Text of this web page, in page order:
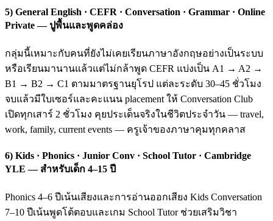
5) General English · CEFR · Conversation · Grammar · Online
Private — ปูพื้นและพูดคล่อง
กลุ่มนี้เหมาะกับคนที่ยังไม่เคยเรียนภาษาอังกฤษอย่างเป็นระบบ
หรือเรียนมานานแล้วแต่ไม่กล้าพูด CEFR แบ่งเป็น A1 → A2 →
B1 → B2 → C1 ตามมาตรฐานยุโรป แต่ละระดับ 30–45 ชั่วโมง
จบแล้วมีใบเซอร์และคะแนน placement ให้ Conversation Club
เปิดทุกเสาร์ 2 ชั่วโมง คุยประเด็นจริงในชีวิตประจำวัน — travel,
work, family, current events — ครูเจ้าของภาษาคุมทุกคลาส
6) Kids · Phonics · Junior Conv · School Tutor · Cambridge
YLE — สำหรับเด็ก 4–15 ปี
Phonics 4–6 ปีเน้นเสียงและการอ่านออกเสียง Kids Conversation
7–10 ปีเน้นพูดโต้ตอบและเกม School Tutor ช่วยเสริมวิชา